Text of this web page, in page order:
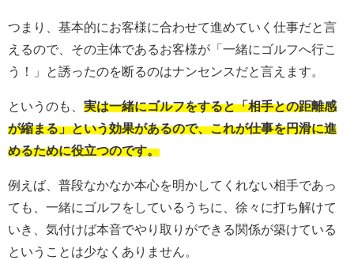
つまり、基本的にお客様に合わせて進めていく仕事だと言
えるので、その主体であるお客様が「一緒にゴルフへ行こ
う！」と誘ったのを断るのはナンセンスだと言えます。
というのも、 実は一緒にゴルフをすると「相手との距離感
が縮まる」という効果があるので、これが仕事を円滑に進
めるために役立つのです。
例えば、普段なかなか本心を明かしてくれない相手であっ
ても、一緒にゴルフをしているうちに、徐々に打ち解けて
いき、気付けば本音でやり取りができる関係が築けている
ということは少なくありません。